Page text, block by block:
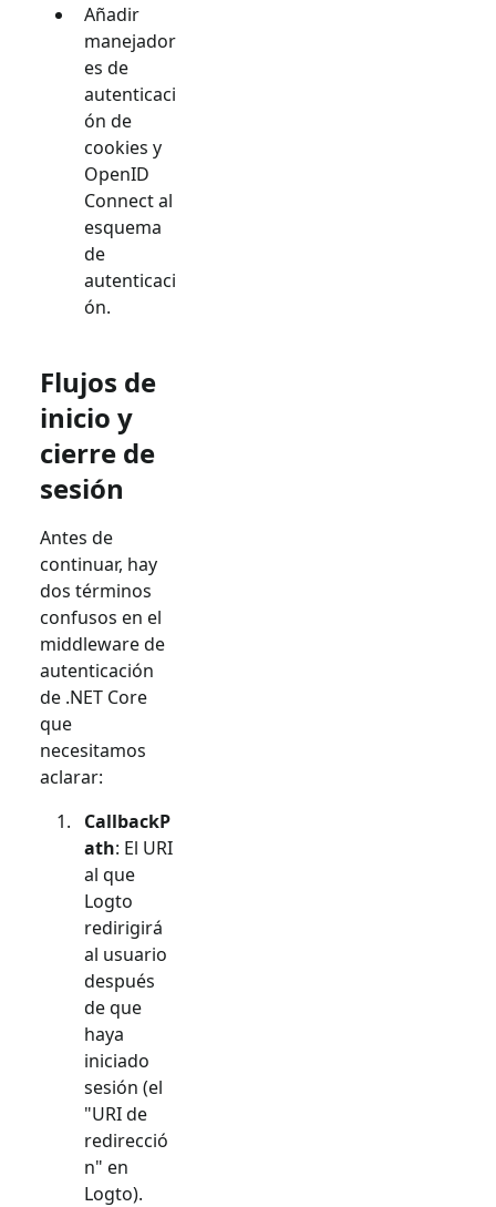
Añadir
manejador
es de
autenticaci
ón de
cookies y
OpenID
Connect al
esquema
de
autenticaci
ón.
Flujos de
inicio y
cierre de
sesión
Antes de
continuar, hay
dos términos
confusos en el
middleware de
autenticación
de .NET Core
que
necesitamos
aclarar:
CallbackP
ath: El URI
al que
Logto
redirigirá
al usuario
después
de que
haya
iniciado
sesión (el
"URI de
redirecció
n" en
Logto).